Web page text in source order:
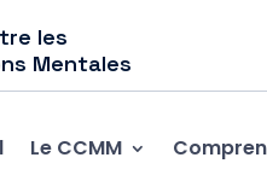
les
Mentales
Le CCMM